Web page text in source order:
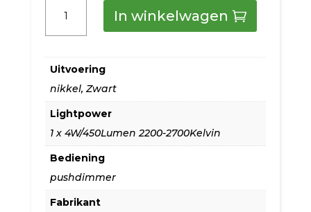
Caterina
nikkel
of
zwart
laag
aantal
In winkelwagen
Uitvoering
nikkel, Zwart
Lightpower
1 x 4W/450Lumen 2200-2700Kelvin
Bediening
pushdimmer
Fabrikant